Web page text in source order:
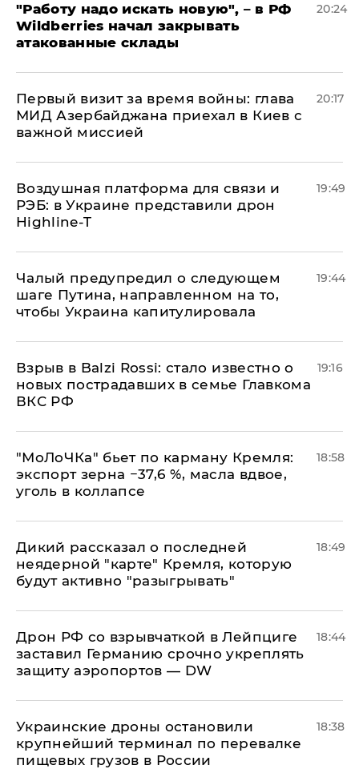
"Работу надо искать новую", – в РФ
Wildberries начал закрывать
атакованные склады
20:24
Первый визит за время войны: глава
МИД Азербайджана приехал в Киев с
важной миссией
20:17
Воздушная платформа для связи и
РЭБ: в Украине представили дрон
Highline-T
19:49
Чалый предупредил о следующем
шаге Путина, направленном на то,
чтобы Украина капитулировала
19:44
Взрыв в Balzi Rossi: стало известно о
новых пострадавших в семье Главкома
ВКС РФ
19:16
​"МоЛоЧКа" бьет по карману Кремля:
экспорт зерна −37,6 %, масла вдвое,
уголь в коллапсе
18:58
Дикий рассказал о последней
неядерной "карте" Кремля, которую
будут активно "разыгрывать"
18:49
​Дрон РФ со взрывчаткой в Лейпциге
заставил Германию срочно укреплять
защиту аэропортов — DW
18:44
Украинские дроны остановили
крупнейший терминал по перевалке
пищевых грузов в России
18:38